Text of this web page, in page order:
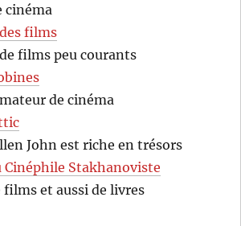
cinéma
films
films peu courants
de cinéma
John est riche en trésors
Cinéphile Stakhanoviste
films et aussi de livres